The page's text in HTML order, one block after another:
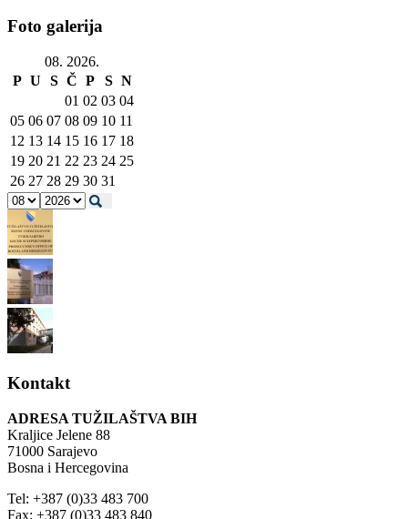
Foto galerija
08. 2026.
P U S Č P S N
01 02 03 04
05 06 07 08 09 10 11
12 13 14 15 16 17 18
19 20 21 22 23 24 25
26 27 28 29 30 31
Kontakt
ADRESA TUŽILAŠTVA BIH
Kraljice Jelene 88
71000 Sarajevo
Bosna i Hercegovina
Tel: +387 (0)33 483 700
Fax: +387 (0)33 483 840